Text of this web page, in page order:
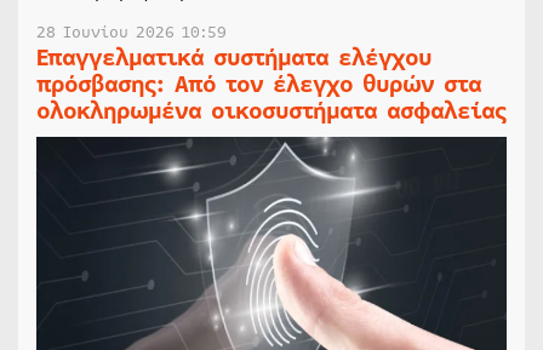
28 Ιουνίου 2026 10:59
Επαγγελματικά συστήματα ελέγχου
πρόσβασης: Από τον έλεγχο θυρών στα
ολοκληρωμένα οικοσυστήματα ασφαλείας